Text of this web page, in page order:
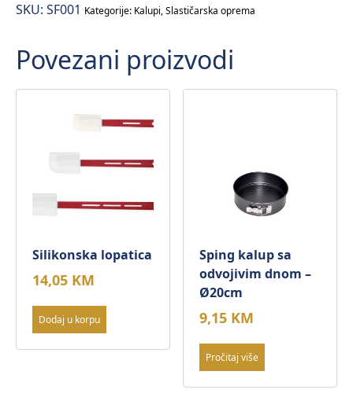
–
količina
SKU: SF001 Kategorije: Kalupi,Slastičarska oprema
Povezani proizvodi
Silikonska lopatica
14,05 KM
Dodaj u korpu
Sping kalup sa
odvojivim dnom –
Ø20cm
9,15 KM
Pročitaj više